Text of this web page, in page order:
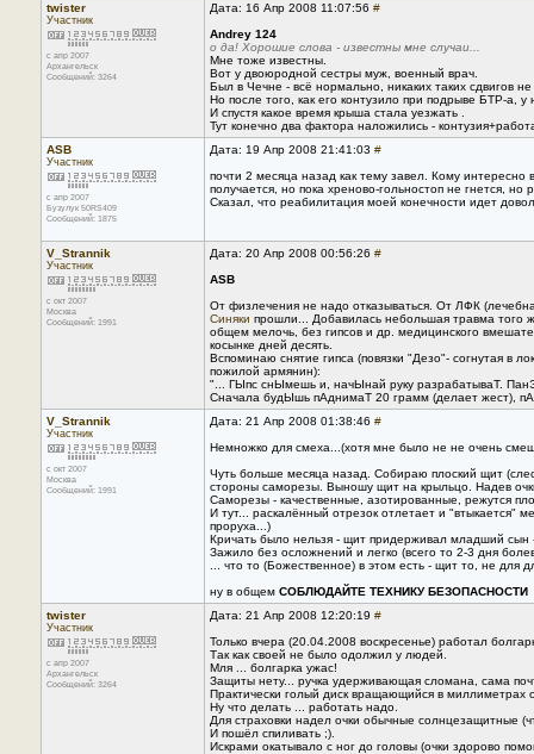
twister
Участник
с апр 2007
Архангельск
Сообщений: 3264
Дата: 16 Апр 2008 11:07:56 #
Andrey 124
о да! Хорошие слова - известны мне случаи...
Мне тоже известны.
Вот у двоюродной сестры муж, военный врач.
Был в Чечне - всё нормально, никаких таких сдвигов
Но после того, как его контузило при подрыве БТР-а, у
И спустя какое время крыша стала уезжать .
Тут конечно два фактора наложились -
ASB
Участник
с апр 2007
Бузулук 50RS409
Сообщений: 1875
Дата: 19 Апр 2008 21:41:03 #
почти 2 месяца назад как тему завел. Кому интересно
получается, но пока хреново-гольностоп не гнется,
Сказал, что реабилитация моей конечности идет
V_Strannik
Участник
с окт 2007
Москва
Сообщений: 1991
Дата: 20 Апр 2008 00:56:26 #
ASB
От физлечения не надо отказываться. От ЛФК
Синяки прошли... Добавилась небольшая травма того
общем мелочь, без гипсов и др. медицинского
косынке дней десять.
Вспоминаю снятие гипса (повязки "Дезо"- согнутая в
пожилой армянин):
"... ГЫпс снЫмешь и, начЫнай руку разрабатываТ.
Сначала будЫшь пАднимаТ 20 грамм (делает жест),
V_Strannik
Участник
с окт 2007
Москва
Сообщений: 1991
Дата: 21 Апр 2008 01:38:46 #
Немножко для смеха...(хотя мне было не не очень
Чуть больше месяца назад. Собираю плоский щит
стороны саморезы. Выношу щит на крыльцо. Надев
Саморезы - качественные, азотированные, режутся
И тут... раскалённый отрезок отлетает и
проруха...)
Кричать было нельзя - щит придерживал младший сын
Зажило без осложнений и легко (всего то 2-3 дня
... что то (Божественное) в этом есть - щит то, не для
ну в общем СОБЛЮДАЙТЕ ТЕХНИКУ БЕЗОПАСНОСТИ
twister
Участник
с апр 2007
Архангельск
Сообщений: 3264
Дата: 21 Апр 2008 12:20:19 #
Только вчера (20.04.2008 воскресенье) работал
Так как своей не было одолжил у людей.
Мля ... болгарка ужас!
Защиты нету... ручка удерживающая сломана, сама
Практически голый диск вращающийся в миллиметрах
Ну что делать ... работать надо.
Для страховки надел очки обычные солнцезащитные
И пошёл спиливать ;).
Искрами окатывало с ног до головы (очки здорово